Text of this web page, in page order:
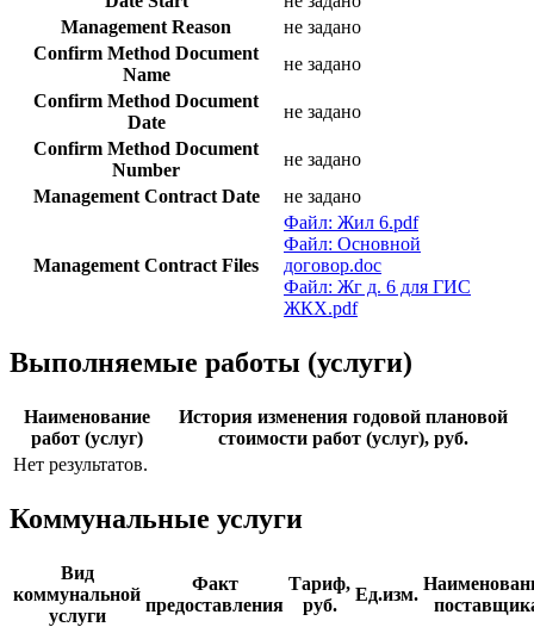
Management Reason
не задано
Confirm Method Document
Name
не задано
Confirm Method Document
Date
не задано
Confirm Method Document
Number
не задано
Management Contract Date
не задано
Management Contract Files
Файл: Жил 6.pdf
Файл: Основной
договор.doc
Файл: Жг д. 6 для ГИС
ЖКХ.pdf
Выполняемые работы (услуги)
Наименование
работ (услуг)
История изменения годовой плановой
стоимости работ (услуг), руб.
Нет результатов.
Коммунальные услуги
Вид
коммунальной
услуги
Факт
предоставления
Тариф,
руб.
Ед.изм.